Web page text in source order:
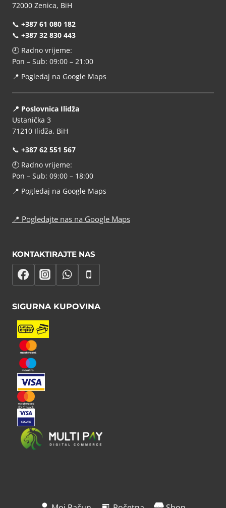
72000 Zenica, BiH
📞 +387 61 080 182
📞 +387 32 830 443
🕘 Radno vrijeme:
Pon – Sub: 09:00 – 21:00
📍 Pogledaj na Google Maps
📍 Poslovnica Ilidža
Ustanička 3
71210 Ilidža, BiH
📞 +387 62 551 567
🕘 Radno vrijeme:
Pon – Sub: 09:00 – 18:00
📍 Pogledaj na Google Maps
📍 Pogledajte nas na Google Maps
KONTAKTIRAJTE NAS
SIGURNA KUPOVINA